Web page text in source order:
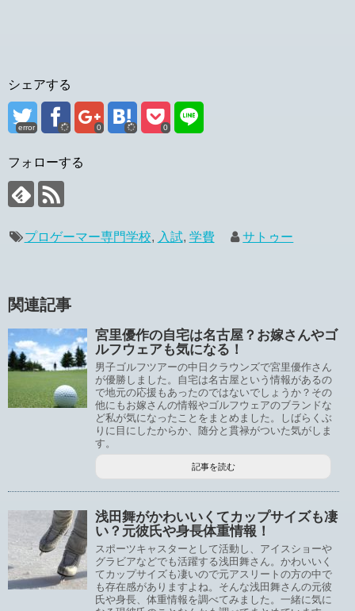
シェアする
error 0 0
フォローする
プロゲーマー専門学校, 入試, 学費 サトゥー
関連記事
宮里優作の自宅は名古屋？お嫁さんやゴ
ルフウェアも気になる！
男子ゴルフツアーの中日クラウンズで宮里優作さん
が優勝しました。自宅は名古屋という情報があるの
で地元の応援もあったのではないでしょうか？その
他にもお嫁さんの情報やゴルフウェアのブランドな
ど私が気になったことをまとめました。しばらくぶ
りに目にしたからか、随分と貫禄がついた気がしま
す。
記事を読む
浅田舞がかわいいくてカップサイズも凄
い？元彼氏や身長体重情報！
スポーツキャスターとして活動し、アイスショーや
グラビアなどでも活躍する浅田舞さん。かわいいく
てカップサイズも凄いので元アスリートの方の中で
も存在感がありますよね。そんな浅田舞さんの元彼
氏や身長、体重情報を調べてみました。一緒に気に